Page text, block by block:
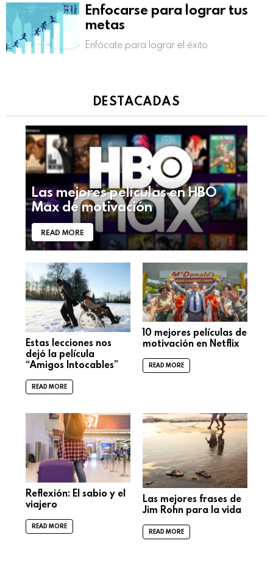
Enfocarse para lograr tus
metas
Enfócate para lograr el éxito
DESTACADAS
Las mejores películas en HBO
Max de motivación
READ MORE
Estas lecciones nos
dejó la película
“Amigos Intocables”
READ MORE
10 mejores películas de
motivación en Netflix
READ MORE
Reflexión: El sabio y el
viajero
READ MORE
Las mejores frases de
Jim Rohn para la vida
READ MORE